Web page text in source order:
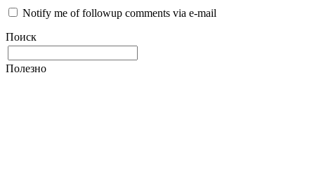
Notify me of followup comments via e-mail
Поиск
Полезно